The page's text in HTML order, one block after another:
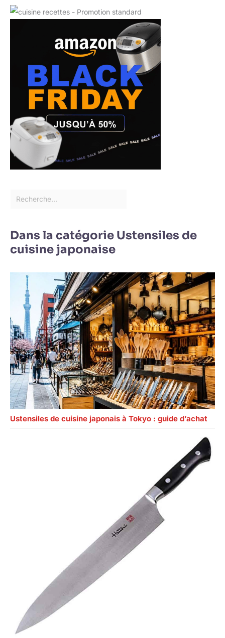
Dans la catégorie Ustensiles de
cuisine japonaise
Ustensiles de cuisine japonais à Tokyo : guide d’achat